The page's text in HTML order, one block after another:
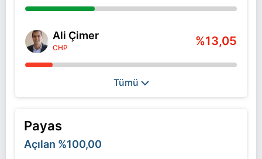
Ali Çimer
CHP %13,05
Tümü
Payas
Açılan %100,00